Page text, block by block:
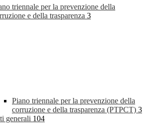
triennale per la prevenzione della
e della trasparenza 3
Piano triennale per la prevenzione della
corruzione e della trasparenza (PTPCT) 3
generali 104